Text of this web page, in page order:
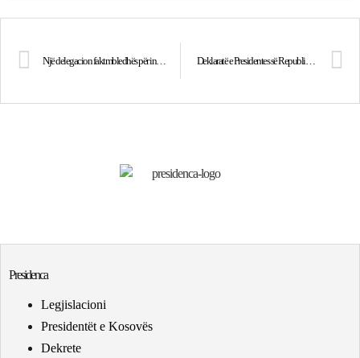
Një delegacion faktmbledhës për investime i nivelit të lartë nga Emiratet e Bashkuara Arabe në vizitë në Kosovë Deklaratë e Presidentes së Republikës së Kosovës, Atifete Jahjaga
Presidenca
Legjislacioni
Presidentët e Kosovës
Dekrete